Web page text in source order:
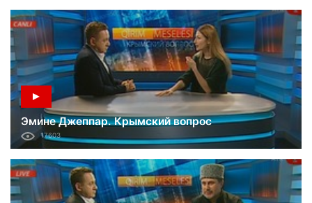
Эмине Джеппар. Крымский вопрос
17603